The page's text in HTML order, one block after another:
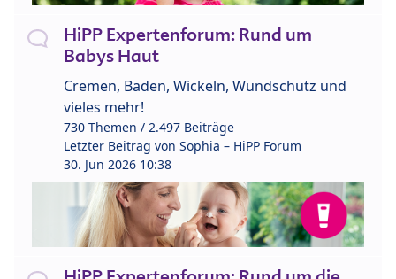
HiPP Expertenforum: Rund um
Babys Haut
Cremen, Baden, Wickeln, Wundschutz und
vieles mehr!
730 Themen / 2.497 Beiträge
Letzter Beitrag von Sophia – HiPP Forum
30. Jun 2026 10:38